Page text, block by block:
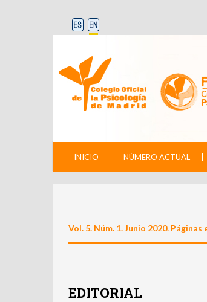
INICIO NÚMERO ACTUAL
Vol. 5. Núm. 1. Junio 2020. Páginas
EDITORIAL